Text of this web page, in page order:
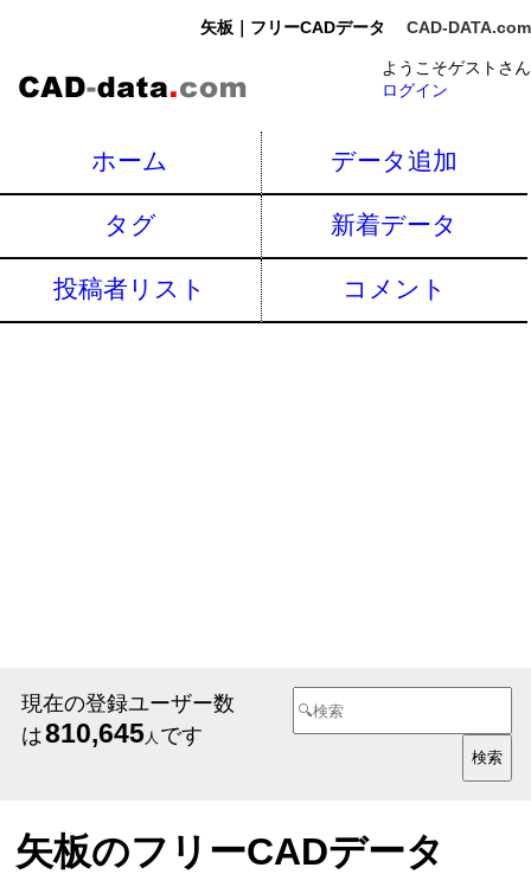
矢板｜フリーCADデータ CAD-DATA.com
ようこそゲストさん
ログイン
ホーム データ追加
タグ 新着データ
投稿者リスト コメント
現在の登録ユーザー数
は810,645人 です
矢板のフリーCADデータ